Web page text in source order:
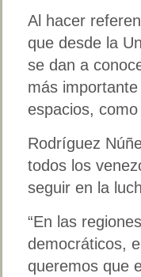
Al hacer
que desde la
se dan a
más
espacios,
Rodríguez
todos los
seguir en la
“En las
democráticos,
queremos que